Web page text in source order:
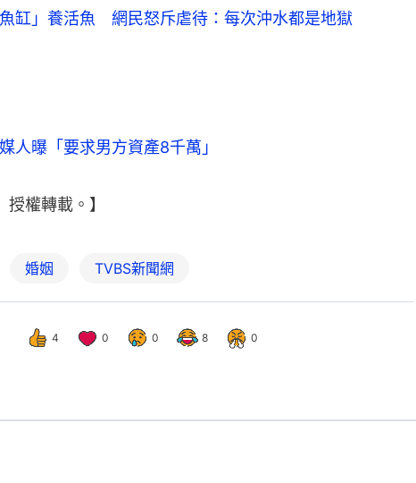
缸」養活魚 網民怒斥虐待：每次沖水都是地獄
人曝「要求男方資產8千萬」
授權轉載。】
婚姻 TVBS新聞網
4 0 0 8 0